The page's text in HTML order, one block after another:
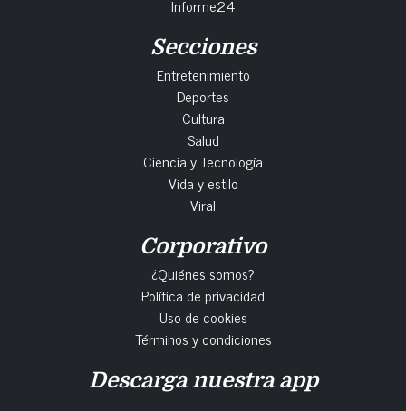
Informe24
Secciones
Entretenimiento
Deportes
Cultura
Salud
Ciencia y Tecnología
Vida y estilo
Viral
Corporativo
¿Quiénes somos?
Política de privacidad
Uso de cookies
Términos y condiciones
Descarga nuestra app